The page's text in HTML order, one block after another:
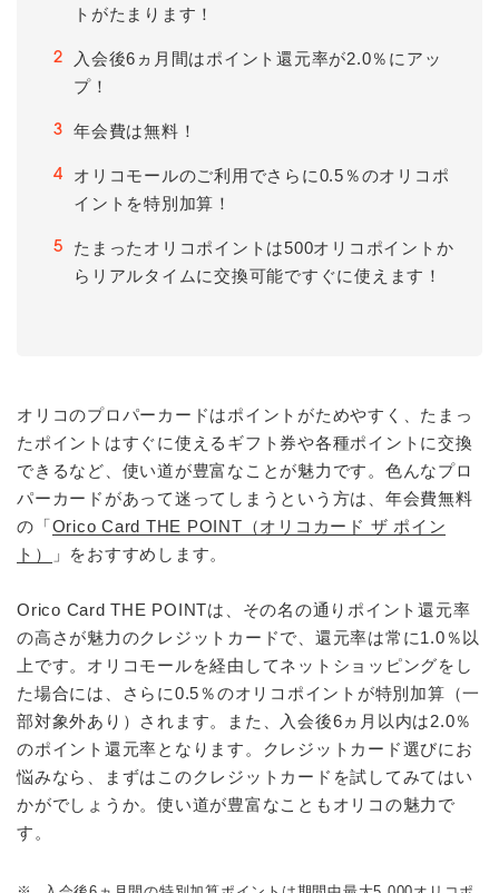
トがたまります！
2
入会後6ヵ月間はポイント還元率が2.0％にアッ
プ！
3 年会費は無料！
4
オリコモールのご利用でさらに0.5％のオリコポ
イントを特別加算！
5
たまったオリコポイントは500オリコポイントか
らリアルタイムに交換可能ですぐに使えます！
オリコのプロパーカードはポイントがためやすく、たまっ
たポイントはすぐに使えるギフト券や各種ポイントに交換
できるなど、使い道が豊富なことが魅力です。色んなプロ
パーカードがあって迷ってしまうという方は、年会費無料
の「Orico Card THE POINT（オリコカード ザ ポイン
ト）
」をおすすめします。
Orico Card THE POINTは、その名の通りポイント還元率
の高さが魅力のクレジットカードで、還元率は常に1.0％以
上です。オリコモールを経由してネットショッピングをし
た場合には、さらに0.5％のオリコポイントが特別加算（一
部対象外あり）されます。また、入会後6ヵ月以内は2.0％
のポイント還元率となります。クレジットカード選びにお
悩みなら、まずはこのクレジットカードを試してみてはい
かがでしょうか。使い道が豊富なこともオリコの魅力で
す。